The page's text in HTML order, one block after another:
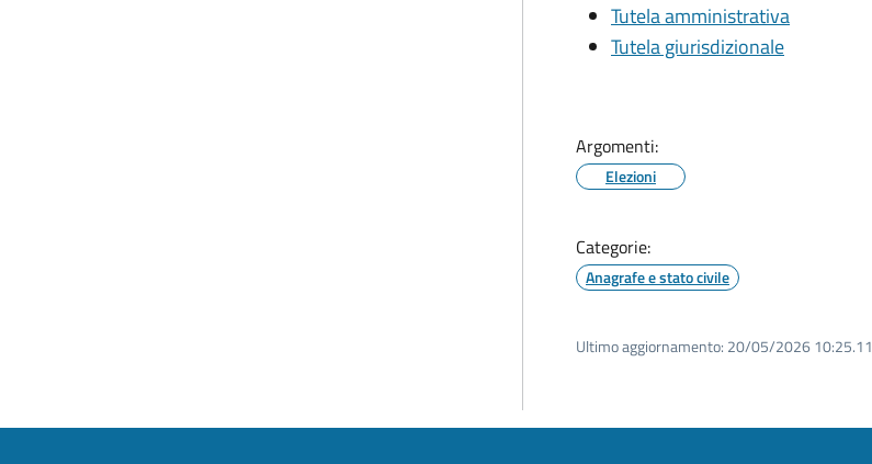
Tutela amministrativa
Tutela giurisdizionale
Argomenti:
Elezioni
Categorie:
Anagrafe e stato civile
Ultimo aggiornamento: 20/05/2026 10:25.11